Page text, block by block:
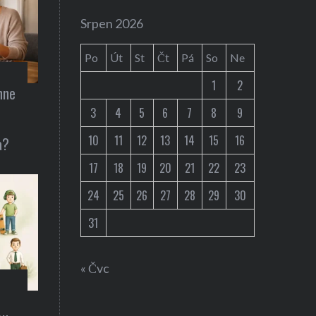
Představení
Musk ohlásil už
Srpen 2026
Po Út St Čt Pá So Ne
1
2
3
4 5 6 7 8
9
10
11 12 13 14 15
16
17
18 19 20 21 22
23
24
25 26 27 28 29
30
31
« Čvc